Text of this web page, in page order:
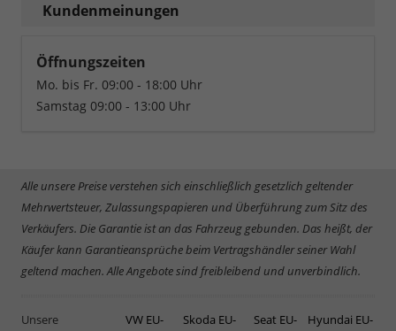
Kundenmeinungen
Öffnungszeiten
Mo. bis Fr. 09:00 - 18:00 Uhr
Samstag 09:00 - 13:00 Uhr
Alle unsere Preise verstehen sich einschließlich gesetzlich geltender
Mehrwertsteuer, Zulassungspapieren und Überführung zum Sitz des
Verkäufers. Die Garantie ist an das Fahrzeug gebunden. Das heißt, der
Käufer kann Garantieansprüche beim Vertragshändler seiner Wahl
geltend machen. Alle Angebote sind freibleibend und unverbindlich.
Unsere
VW EU-
Skoda EU-
Seat EU-
Hyundai EU-